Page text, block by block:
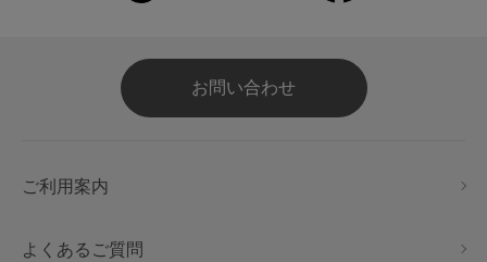
お問い合わせ
ご利用案内
よくあるご質問